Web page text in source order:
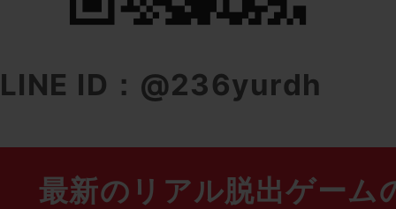
LINE ID：@236yurdh
最新のリアル脱出ゲーム